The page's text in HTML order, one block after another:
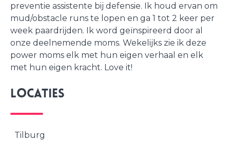
preventie assistente bij defensie. Ik houd ervan om
mud/obstacle runs te lopen en ga 1 tot 2 keer per
week paardrijden. Ik word geïnspireerd door al
onze deelnemende moms. Wekelijks zie ik deze
power moms elk met hun eigen verhaal en elk
met hun eigen kracht. Love it!
Locaties
Tilburg